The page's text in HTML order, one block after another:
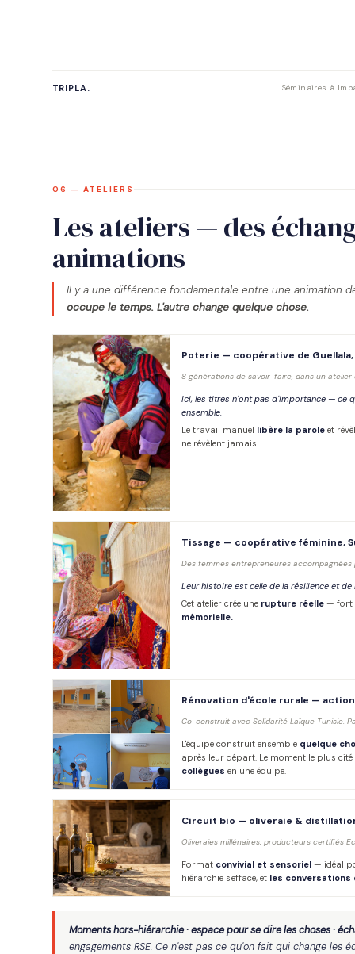
TRIPLA. Séminaires à
06 — ATELIERS
Les ateliers — des
animations
Il y a une différence fondamentale entre une animation
occupe le temps. L'autre change quelque chose.
Poterie — coopérative de Guellala,
8 générations de savoir-faire, dans un
Ici, les titres n'ont pas d'importance — ce
ensemble.
Le travail manuel libère la paroleet
ne révèlent jamais.
Tissage — coopérative féminine,
Des femmes entrepreneures accompagnées
Leur histoire est celle de la résilience et
Cet atelier crée une rupture réelle— fort
mémorielle.
Rénovation d'école rurale —
Co-construit avec Solidarité Laïque Tunisie.
L'équipe construit ensemble quelque
après leur départ. Le moment le plus
collègues en une équipe.
Circuit bio — oliveraie &
Oliveraies millénaires, producteurs certifiés
Format convivial et sensoriel— idéal
hiérarchie s'efface, et les conversations
Moments hors-hiérarchie · espace pour se dire les choses ·
engagements RSE. Ce n'est pas ce qu'on fait qui change les